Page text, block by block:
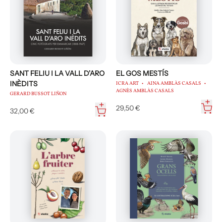
SANT FELIU I LA VALL D’ARO
INÈDITS
GERARD BUSSOT LIÑON
32,00 €
EL GOS MESTÍS
ICRA ART
AINA AMBLÀS CASALS
AGNÈS AMBLÀS CASALS
29,50 €